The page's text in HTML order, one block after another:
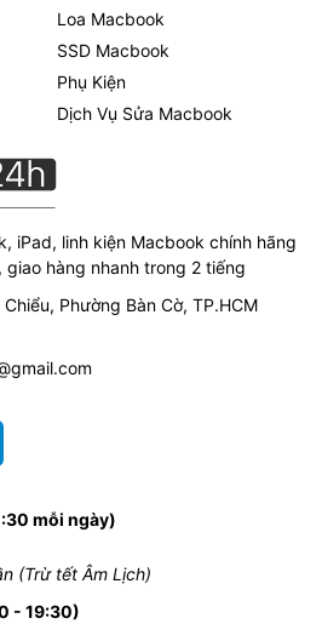
Loa Macbook
SSD Macbook
Phụ Kiện
Dịch Vụ Sửa Macbook
iPad, linh kiện Macbook chính hãng
hàng nhanh trong 2 tiếng
Phường Bàn Cờ, TP.HCM
mỗi ngày)
(Trừ tết Âm Lịch)
- 19:30)